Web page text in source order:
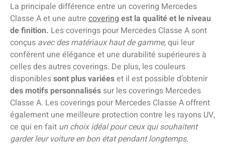
La principale différence entre un covering Mercedes
Classe A et une autre covering est la qualité et le niveau
de finition. Les coverings pour Mercedes Classe A sont
conçus avec des matériaux haut de gamme,qui leur
confèrent une élégance et une durabilité supérieures à
celles des autres coverings. De plus, les couleurs
disponiblessont plus variéeset il est possible d’obtenir
des motifs personnalisés sur les coverings Mercedes
Classe A. Les coverings pour Mercedes Classe A offrent
également une meilleure protection contre les rayons UV,
ce qui en fait un choix idéal pour ceux qui souhaitent
garder leur voiture en bon état pendant longtemps.